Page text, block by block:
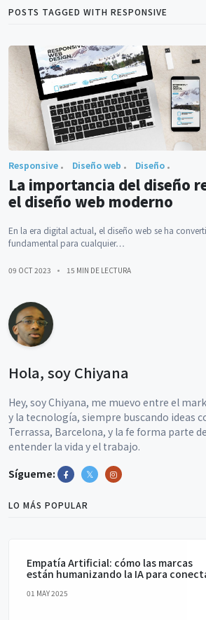
POSTS TAGGED WITH RESPONSIVE
Responsive Diseño web Diseño
La importancia del diseño
el diseño web moderno
En la era digital actual, el diseño web se ha
fundamental para cualquier…
09 OCT 2023 15 MIN DE LECTURA
Hola, soy Chiyana
Hey, soy Chiyana, me muevo entre el
y la tecnología, siempre buscando ideas
Terrassa, Barcelona, y la fe forma parte
entender la vida y el trabajo.
Sígueme:
LO MÁS POPULAR
Empatía Artificial: cómo las marcas
están humanizando la IA para
01 MAY 2025